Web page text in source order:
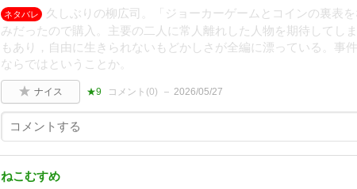
ネタバレ
久しぶりの柳広司。「ジョーカーゲームとコインの裏表
みだったので購入。主要の二人に常人離れした人物を期待してし
もあり，自由に生きられないもどかしさが全編に漂っている。事
ならではということか。
ナイス ★9 コメント(0) 2026/05/27
ねこむすめ